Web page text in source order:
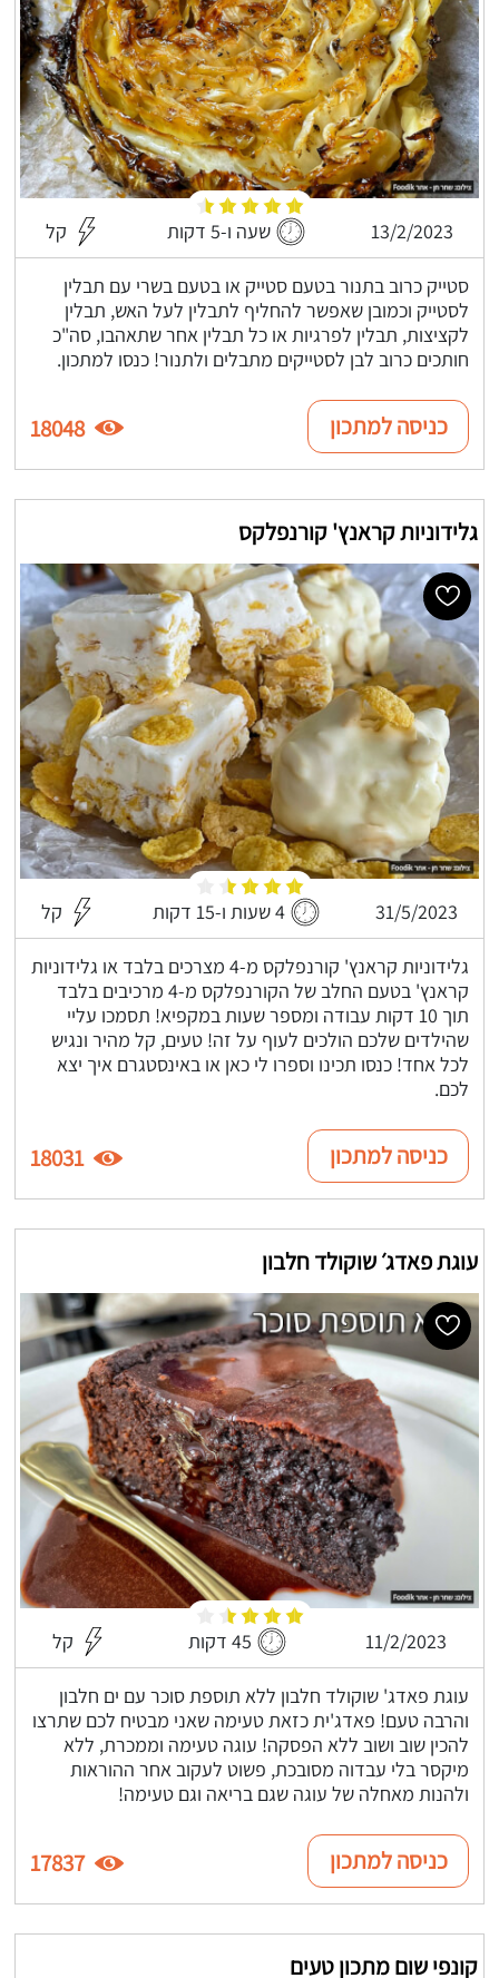
13/2/2023 שעה ו-5 דקות קל
סטייק כרוב בתנור בטעם סטייק או בטעם בשרי עם תבלין
לסטייק וכמובן שאפשר להחליף לתבלין לעל האש, תבלין
לקציצות, תבלין לפרגיות או כל תבלין אחר שתאהבו, סה"כ
חותכים כרוב לבן לסטייקים מתבלים ולתנור! כנסו למתכון.
כניסה למתכון 18048
גלידוניות קראנץ' קורנפלקס
31/5/2023 4 שעות ו-15 דקות קל
גלידוניות קראנץ' קורנפלקס מ-4 מצרכים בלבד או גלידוניות
קראנץ' בטעם החלב של הקורנפלקס מ-4 מרכיבים בלבד
תוך 10 דקות עבודה ומספר שעות במקפיא! תסמכו עליי
שהילדים שלכם הולכים לעוף על זה! טעים, קל מהיר ונגיש
לכל אחד! כנסו תכינו וספרו לי כאן או באינסטגרם איך יצא
לכם.
כניסה למתכון 18031
עוגת פאדג׳ שוקולד חלבון
11/2/2023 45 דקות קל
עוגת פאדג' שוקולד חלבון ללא תוספת סוכר עם ים חלבון
והרבה טעם! פאדג'ית כזאת טעימה שאני מבטיח לכם שתרצו
להכין שוב ושוב ללא הפסקה! עוגה טעימה וממכרת, ללא
מיקסר בלי עבדוה מסובכת, פשוט לעקוב אחר ההוראות
ולהנות מאחלה של עוגה שגם בריאה וגם טעימה!
כניסה למתכון 17837
קונפי שום מתכון טעים